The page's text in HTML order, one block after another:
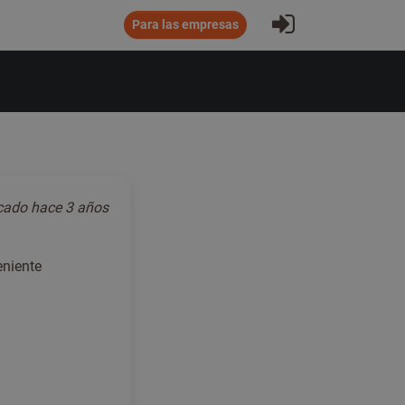
Para las empresas Iniciar sesión
hace 3 años